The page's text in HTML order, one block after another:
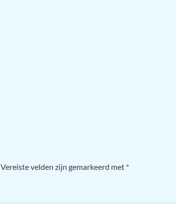
Vereiste velden zijn gemarkeerd met *